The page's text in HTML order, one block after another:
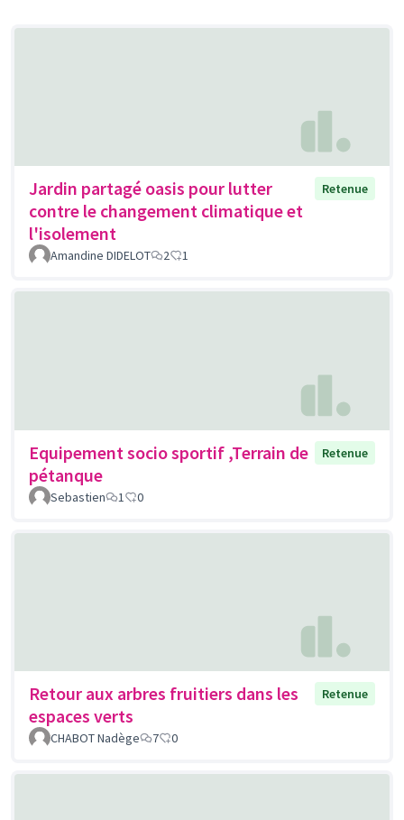
Jardin partagé oasis pour lutter
contre le changement climatique et
l'isolement
Retenue
Amandine DIDELOT 2 1
Equipement socio sportif ,Terrain de
pétanque
Retenue
Sebastien 1 0
Retour aux arbres fruitiers dans les
espaces verts
Retenue
CHABOT Nadège 7 0